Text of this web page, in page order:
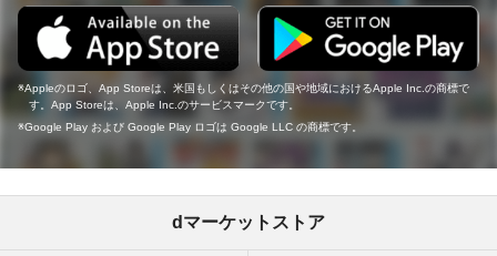
Appleのロゴ、App Storeは、米国もしくはその他の国や地域におけるApple Inc.の商標で
す。App Storeは、Apple Inc.のサービスマークです。
Google Play および Google Play ロゴは Google LLC の商標です。
dマーケットストア